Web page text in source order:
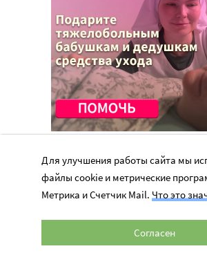
Перепечатка материалов сайта в интернете
наличии активной гиперссылки на оригинал
miloserdie.ru
Для улучшения работы сайта мы
файлы cookie и метрические
Метрика и Счетчик Mail. Что это
Согласен